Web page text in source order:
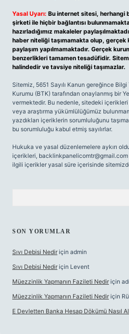
Yasal Uyarı: Bu internet sitesi, herhangi
şirketi ile hiçbir bağlantısı
hazırladığımız makaleler
haber niteliği taşımamakta olup, gerçek
paylaşım yapılmamaktadır. Gerçek
benzerlikleri tamamen tesadüfidir.
halindedir ve tavsiye niteliği taşımazlar.
Sitemiz, 5651 Sayılı Kanun gereğince
Kurumu (BTK) tarafından onaylanmış bir
vermektedir. Bu nedenle, sitedeki
veya araştırma yükümlülüğümüz
yazdıkları içeriklerin sorumluluğunu
bu sorumluluğu kabul etmiş sayılırlar.
Hukuka ve yasal düzenlemelere aykırı
içerikleri, backlinkpanelicomtr@gmail.com
ilgili içerikler yasal süre içerisinde
SON YORUMLAR
Sıvı Debisi Nedir için admin
Sıvı Debisi Nedir için Levent
Müezzinlik Yapmanın Fazileti Nedir için
Müezzinlik Yapmanın Fazileti Nedir için
E Devletten Banka Hesap Dökümü Nasıl